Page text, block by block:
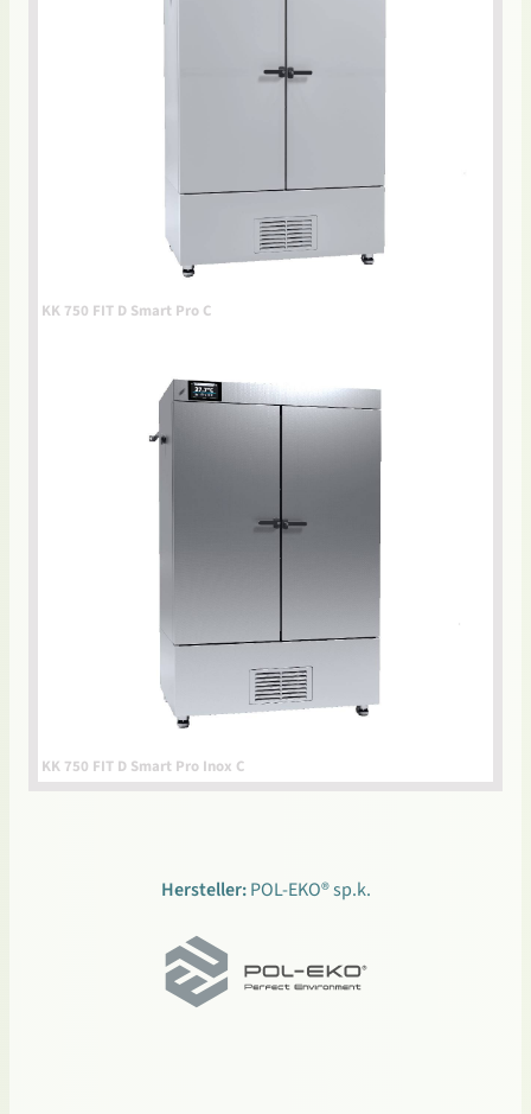
KK 750 FIT D Smart Pro C
KK 750 FIT D Smart Pro Inox C
Hersteller: POL-EKO® sp.k.